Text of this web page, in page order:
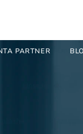
PARTNER